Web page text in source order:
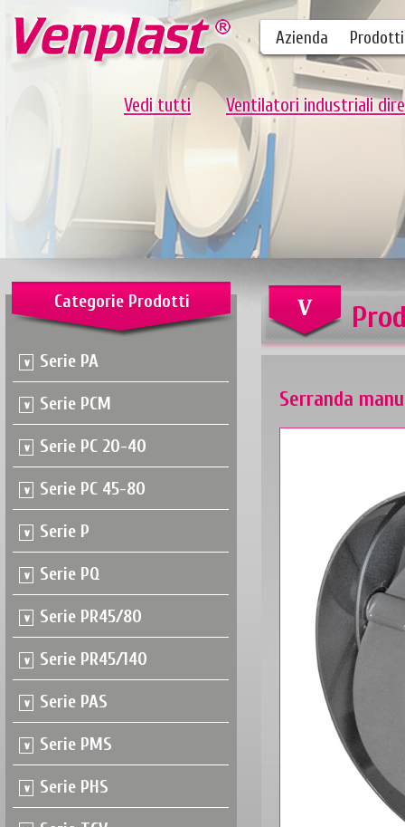
Azienda Prodotti
Vedi tutti Ventilatori industriali
Categorie Prodotti
Serie PA
Serie PCM
Serie PC 20-40
Serie PC 45-80
Serie P
Serie PQ
Serie PR45/80
Serie PR45/140
Serie PAS
Serie PMS
Serie PHS
Serranda